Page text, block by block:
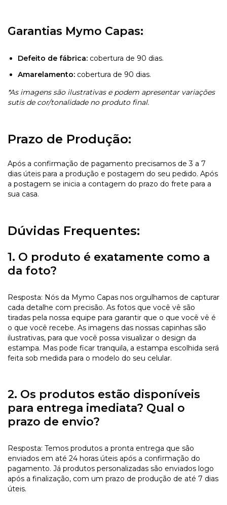
Garantias Mymo Capas:
Defeito de fábrica: cobertura de 90 dias.
Amarelamento: cobertura de 90 dias.
*As imagens são ilustrativas e podem apresentar variações
sutis de cor/tonalidade no produto final.
Prazo de Produção:
Após a confirmação de pagamento precisamos de 3 a 7
dias úteis para a produção e postagem do seu pedido. Após
a postagem se inicia a contagem do prazo do frete para a
sua casa.
Dúvidas Frequentes:
1. O produto é exatamente como a
da foto?
Resposta: Nós da Mymo Capas nos orgulhamos de capturar
cada detalhe com precisão. As fotos que você vê são
tiradas pela nossa equipe para garantir que o que você vê é
o que você recebe. As imagens das nossas capinhas são
ilustrativas, para que você possa visualizar o design da
estampa. Mas pode ficar tranquila, a estampa escolhida será
feita sob medida para o modelo do seu celular.
2. Os produtos estão disponíveis
para entrega imediata? Qual o
prazo de envio?
Resposta: Temos produtos a pronta entrega que são
enviados em até 24 horas úteis após a confirmação do
pagamento. Já produtos personalizadas são enviados logo
após a finalização, com um prazo de produção de até 7 dias
úteis.